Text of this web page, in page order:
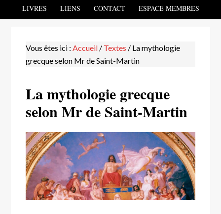
LIVRES LIENS CONTACT ESPACE MEMBRES
Vous êtes ici : Accueil / Textes / La mythologie
grecque selon Mr de Saint-Martin
La mythologie grecque
selon Mr de Saint-Martin